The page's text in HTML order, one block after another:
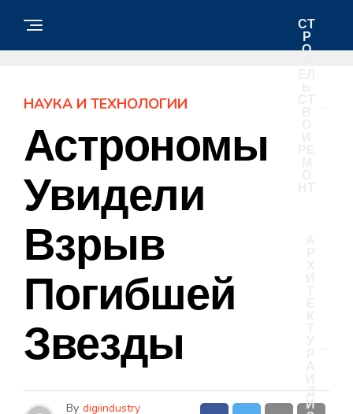
СТ
Р
О
Д
И
НАУКА И ТЕХНОЛОГИИ
Астрономы
Увидели
Взрыв
Погибшей
Звезды
By digiindustry